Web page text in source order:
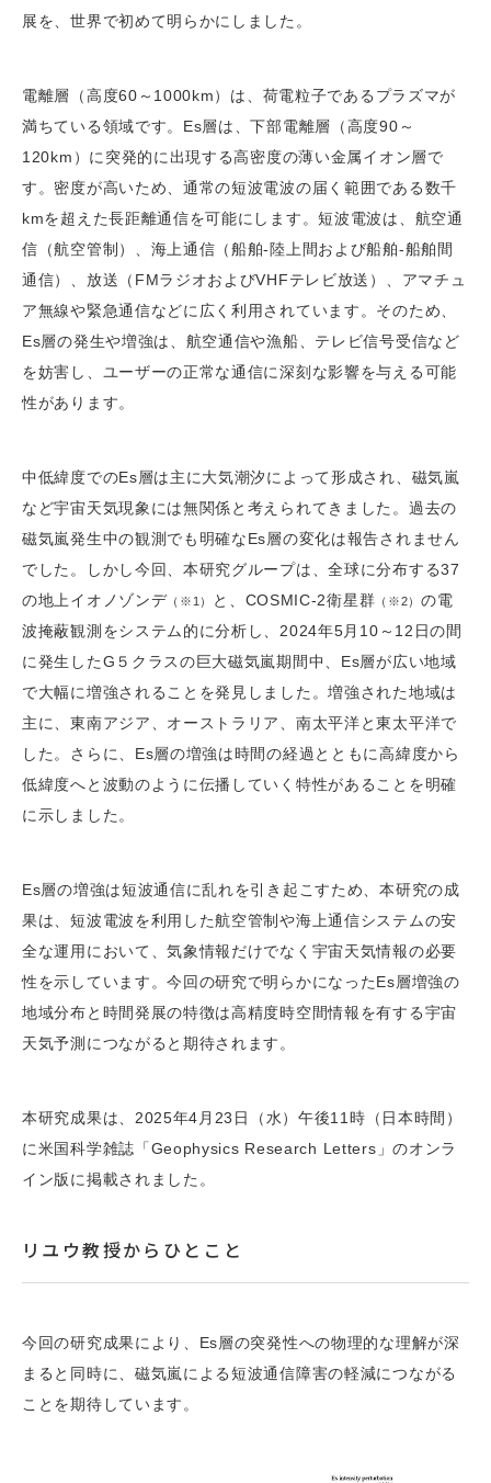
展を、世界で初めて明らかにしました。
電離層（高度60～1000km）は、荷電粒子であるプラズマが
満ちている領域です。Es層は、下部電離層（高度90～
120km）に突発的に出現する高密度の薄い金属イオン層で
す。密度が高いため、通常の短波電波の届く範囲である数千
kmを超えた長距離通信を可能にします。短波電波は、航空通
信（航空管制）、海上通信（船舶-陸上間および船舶-船舶間
通信）、放送（FMラジオおよびVHFテレビ放送）、アマチュ
ア無線や緊急通信などに広く利用されています。そのため、
Es層の発生や増強は、航空通信や漁船、テレビ信号受信など
を妨害し、ユーザーの正常な通信に深刻な影響を与える可能
性があります。
中低緯度でのEs層は主に大気潮汐によって形成され、磁気嵐
など宇宙天気現象には無関係と考えられてきました。過去の
磁気嵐発生中の観測でも明確なEs層の変化は報告されません
でした。しかし今回、本研究グループは、全球に分布する37
の地上イオノゾンデ（※1） と、COSMIC-2衛星群 （※2）の電
波掩蔽観測をシステム的に分析し、2024年5月10～12日の間
に発生したG５クラスの巨大磁気嵐期間中、Es層が広い地域
で大幅に増強されることを発見しました。増強された地域は
主に、東南アジア、オーストラリア、南太平洋と東太平洋で
した。さらに、Es層の増強は時間の経過とともに高緯度から
低緯度へと波動のように伝播していく特性があることを明確
に示しました。
Es層の増強は短波通信に乱れを引き起こすため、本研究の成
果は、短波電波を利用した航空管制や海上通信システムの安
全な運用において、気象情報だけでなく宇宙天気情報の必要
性を示しています。今回の研究で明らかになったEs層増強の
地域分布と時間発展の特徴は高精度時空間情報を有する宇宙
天気予測につながると期待されます。
本研究成果は、2025年4月23日（水）午後11時（日本時間）
に米国科学雑誌「Geophysics Research Letters」のオンラ
イン版に掲載されました。
リユウ教授からひとこと
今回の研究成果により、Es層の突発性への物理的な理解が深
まると同時に、磁気嵐による短波通信障害の軽減につながる
ことを期待しています。